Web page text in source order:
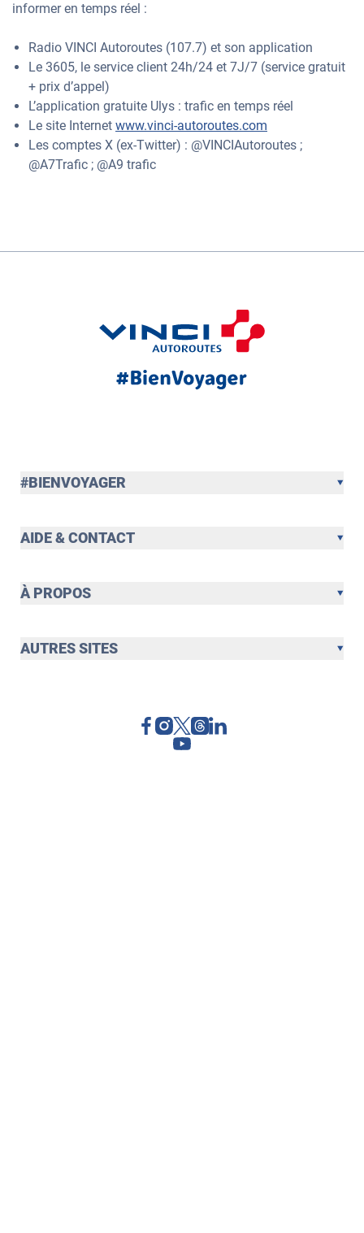
informer en temps réel :
Radio VINCI Autoroutes (107.7) et son application
Le 3605, le service client 24h/24 et 7J/7 (service gratuit
+ prix d’appel)
L’application gratuite Ulys : trafic en temps réel
Le site Internet www.vinci-autoroutes.com
Les comptes X (ex-Twitter) : @VINCIAutoroutes ;
@A7Trafic ; @A9 trafic
#BIENVOYAGER
AIDE & CONTACT
À PROPOS
AUTRES SITES